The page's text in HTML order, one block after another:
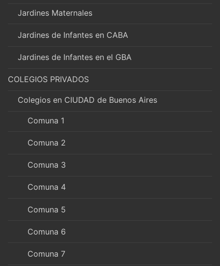
Jardines Maternales
Jardines de Infantes en CABA
Jardines de Infantes en el GBA
COLEGIOS PRIVADOS
Colegios en CIUDAD de Buenos Aires
Comuna 1
Comuna 2
Comuna 3
Comuna 4
Comuna 5
Comuna 6
Comuna 7